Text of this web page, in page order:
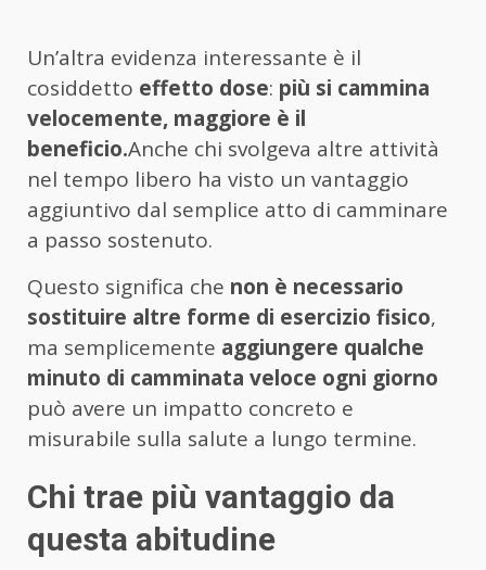
Un’altra evidenza interessante è il
cosiddetto effetto dose: più si cammina
velocemente, maggiore è il
beneficio.Anche chi svolgeva altre attività
nel tempo libero ha visto un vantaggio
aggiuntivo dal semplice atto di camminare
a passo sostenuto.
Questo significa che non è necessario
sostituire altre forme di esercizio fisico,
ma semplicemente aggiungere qualche
minuto di camminata veloce ogni giorno
può avere un impatto concreto e
misurabile sulla salute a lungo termine.
Chi trae più vantaggio da
questa abitudine